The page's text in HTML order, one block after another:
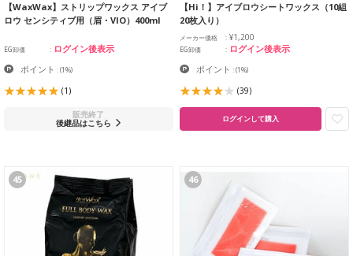
【WaxWax】ストリップワックス アイブ
ロウ センシティブ用（眉・VIO）400ml
EG卸価 ログイン後表示
ポイント :(1%)
(1)
販売終了
後継品はこちら
【Hi！】アイブロウシートワックス（10組
20枚入り）
メーカー価格 ¥1,200
EG卸価 ログイン後表示
ポイント :(1%)
(39)
ログインして購入
45 46